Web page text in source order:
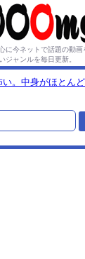
に今ネットで話題の動画
ジャンルを毎日更新。
い。中身がほとん